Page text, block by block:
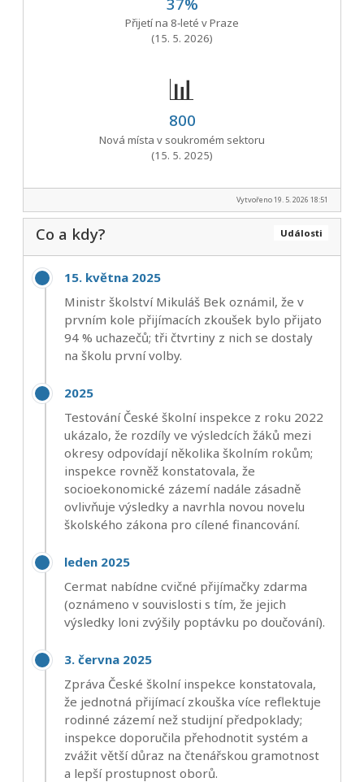
Přijetí na 8‑leté v Praze
(15. 5. 2026)
📊
800
Nová místa v soukromém sektoru
(15. 5. 2025)
Vytvořeno 19. 5. 2026 18:51
Události
Co a kdy?
15. května 2025
Ministr školství Mikuláš Bek oznámil, že v
prvním kole přijímacích zkoušek bylo přijato
94 % uchazečů; tři čtvrtiny z nich se dostaly
na školu první volby.
2025
Testování České školní inspekce z roku 2022
ukázalo, že rozdíly ve výsledcích žáků mezi
okresy odpovídají několika školním rokům;
inspekce rovněž konstatovala, že
socioekonomické zázemí nadále zásadně
ovlivňuje výsledky a navrhla novou novelu
školského zákona pro cílené financování.
leden 2025
Cermat nabídne cvičné přijímačky zdarma
(oznámeno v souvislosti s tím, že jejich
výsledky loni zvýšily poptávku po doučování).
3. června 2025
Zpráva České školní inspekce konstatovala,
že jednotná přijímací zkouška více reflektuje
rodinné zázemí než studijní předpoklady;
inspekce doporučila přehodnotit systém a
zvážit větší důraz na čtenářskou gramotnost
a lepší prostupnost oborů.